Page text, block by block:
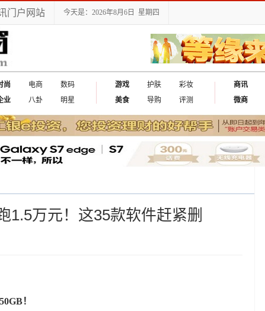
门户网站 今天是：2026年8月6日 星期四
尚 电商
数码
业
八卦 明星
游戏 护肤
彩妆
美食
导购 评测
商讯
微商
1.5万元！这35款软件赶紧删
！